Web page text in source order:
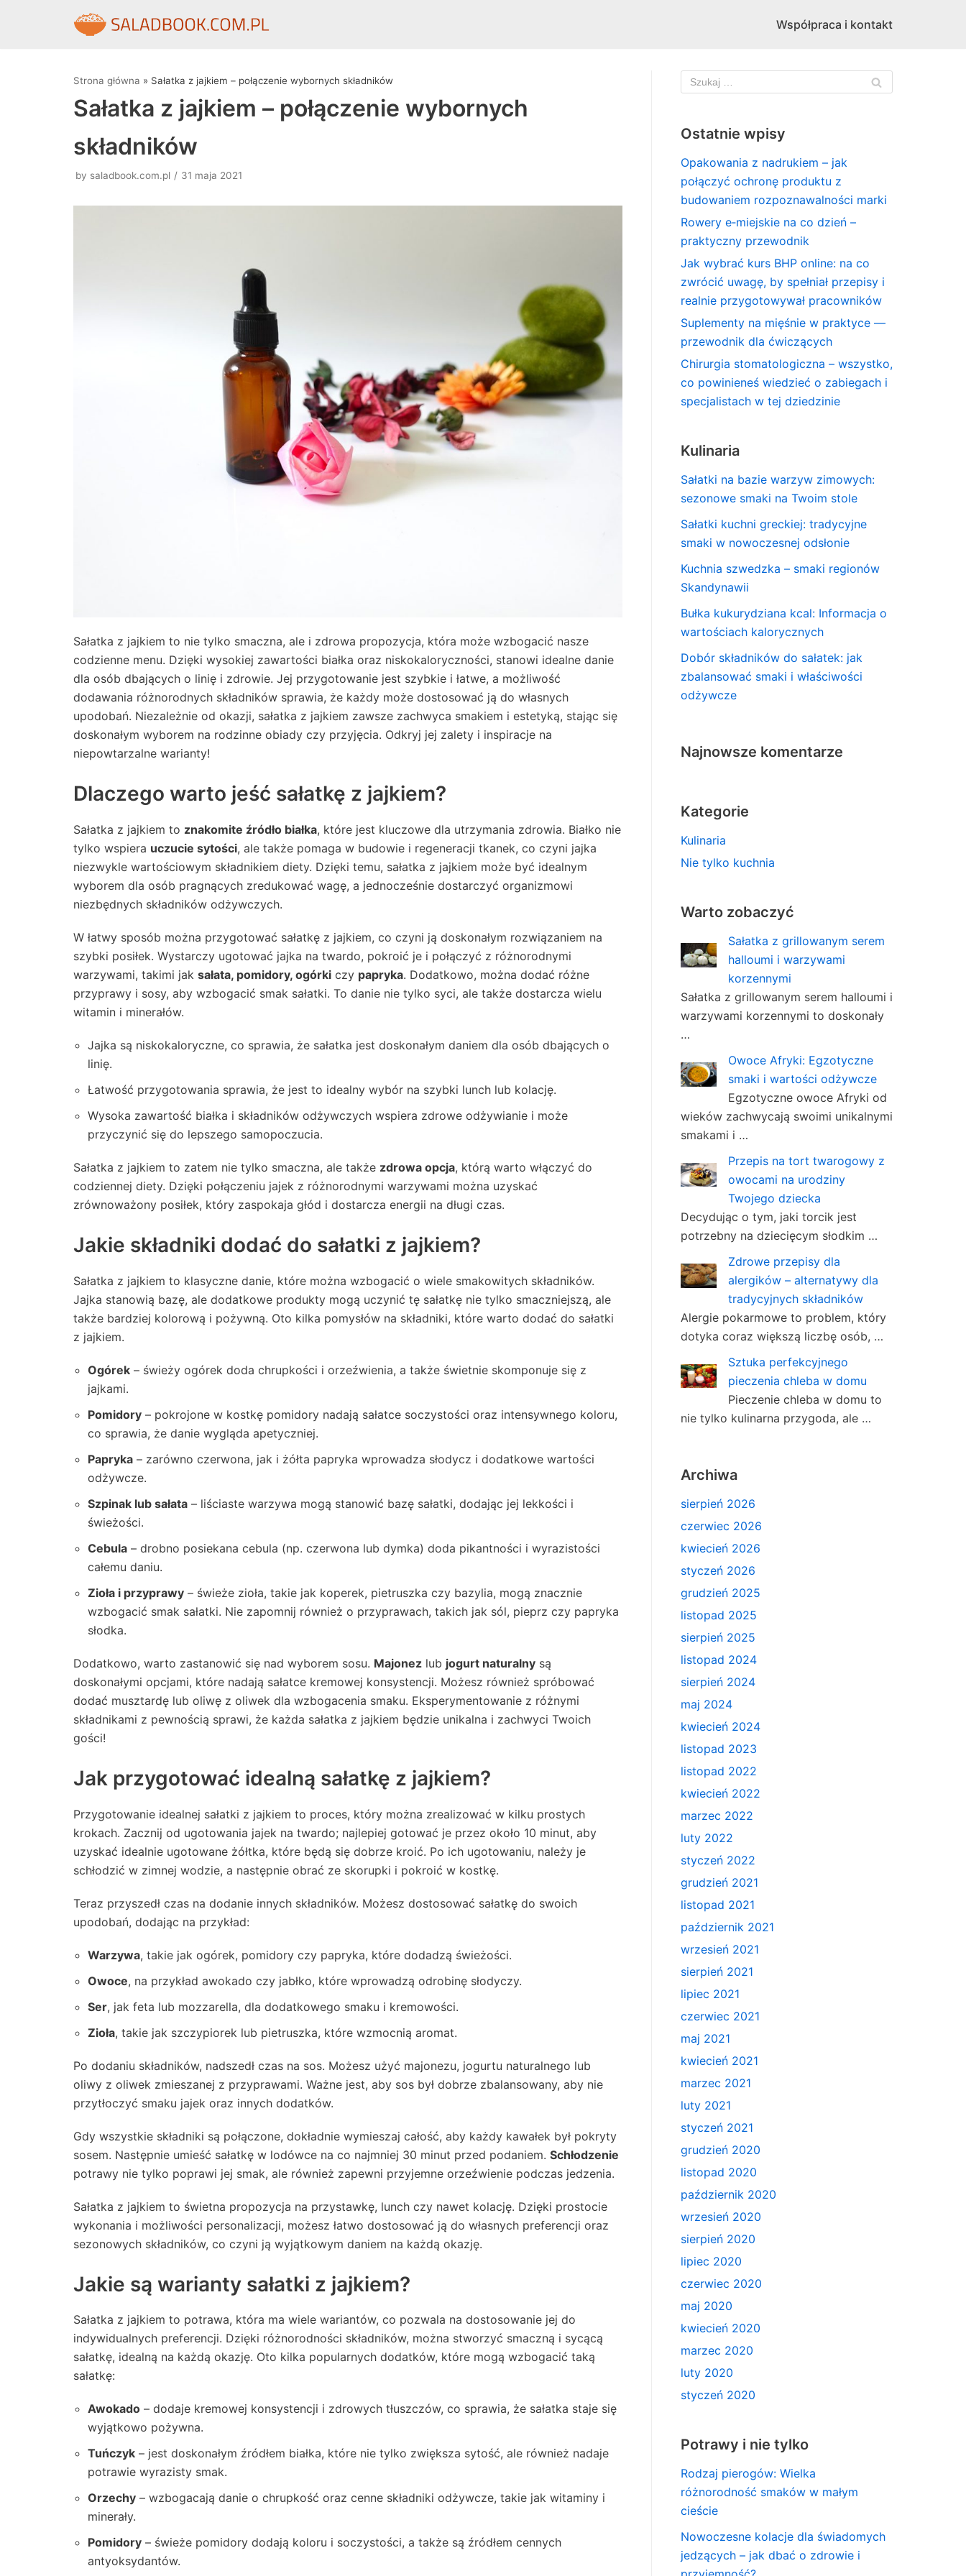
Współpraca i kontakt
Strona główna » Sałatka z jajkiem – połączenie wybornych składników
Sałatka z jajkiem – połączenie wybornych
składników
by saladbook.com.pl 31 maja 2021
Sałatka z jajkiem to nie tylko smaczna, ale i zdrowa propozycja, która może wzbogacić nasze
codzienne menu. Dzięki wysokiej zawartości białka oraz niskokaloryczności, stanowi idealne danie
dla osób dbających o linię i zdrowie. Jej przygotowanie jest szybkie i łatwe, a możliwość
dodawania różnorodnych składników sprawia, że każdy może dostosować ją do własnych
upodobań. Niezależnie od okazji, sałatka z jajkiem zawsze zachwyca smakiem i estetyką, stając się
doskonałym wyborem na rodzinne obiady czy przyjęcia. Odkryj jej zalety i inspiracje na
niepowtarzalne warianty!
Dlaczego warto jeść sałatkę z jajkiem?
Sałatka z jajkiem to znakomite źródło białka, które jest kluczowe dla utrzymania zdrowia. Białko nie
tylko wspiera uczucie sytości, ale także pomaga w budowie i regeneracji tkanek, co czyni jajka
niezwykle wartościowym składnikiem diety. Dzięki temu, sałatka z jajkiem może być idealnym
wyborem dla osób pragnących zredukować wagę, a jednocześnie dostarczyć organizmowi
niezbędnych składników odżywczych.
W łatwy sposób można przygotować sałatkę z jajkiem, co czyni ją doskonałym rozwiązaniem na
szybki posiłek. Wystarczy ugotować jajka na twardo, pokroić je i połączyć z różnorodnymi
warzywami, takimi jak sałata, pomidory, ogórki czy papryka. Dodatkowo, można dodać różne
przyprawy i sosy, aby wzbogacić smak sałatki. To danie nie tylko syci, ale także dostarcza wielu
witamin i minerałów.
Jajka są niskokaloryczne, co sprawia, że sałatka jest doskonałym daniem dla osób dbających o
linię.
Łatwość przygotowania sprawia, że jest to idealny wybór na szybki lunch lub kolację.
Wysoka zawartość białka i składników odżywczych wspiera zdrowe odżywianie i może
przyczynić się do lepszego samopoczucia.
Sałatka z jajkiem to zatem nie tylko smaczna, ale także zdrowa opcja, którą warto włączyć do
codziennej diety. Dzięki połączeniu jajek z różnorodnymi warzywami można uzyskać
zrównoważony posiłek, który zaspokaja głód i dostarcza energii na długi czas.
Jakie składniki dodać do sałatki z jajkiem?
Sałatka z jajkiem to klasyczne danie, które można wzbogacić o wiele smakowitych składników.
Jajka stanowią bazę, ale dodatkowe produkty mogą uczynić tę sałatkę nie tylko smaczniejszą, ale
także bardziej kolorową i pożywną. Oto kilka pomysłów na składniki, które warto dodać do sałatki
z jajkiem.
Ogórek – świeży ogórek doda chrupkości i orzeźwienia, a także świetnie skomponuje się z
jajkami.
Pomidory – pokrojone w kostkę pomidory nadają sałatce soczystości oraz intensywnego koloru,
co sprawia, że danie wygląda apetyczniej.
Papryka – zarówno czerwona, jak i żółta papryka wprowadza słodycz i dodatkowe wartości
odżywcze.
Szpinak lub sałata – liściaste warzywa mogą stanowić bazę sałatki, dodając jej lekkości i
świeżości.
Cebula – drobno posiekana cebula (np. czerwona lub dymka) doda pikantności i wyrazistości
całemu daniu.
Zioła i przyprawy – świeże zioła, takie jak koperek, pietruszka czy bazylia, mogą znacznie
wzbogacić smak sałatki. Nie zapomnij również o przyprawach, takich jak sól, pieprz czy papryka
słodka.
Dodatkowo, warto zastanowić się nad wyborem sosu. Majonez lub jogurt naturalny są
doskonałymi opcjami, które nadają sałatce kremowej konsystencji. Możesz również spróbować
dodać musztardę lub oliwę z oliwek dla wzbogacenia smaku. Eksperymentowanie z różnymi
składnikami z pewnością sprawi, że każda sałatka z jajkiem będzie unikalna i zachwyci Twoich
gości!
Jak przygotować idealną sałatkę z jajkiem?
Przygotowanie idealnej sałatki z jajkiem to proces, który można zrealizować w kilku prostych
krokach. Zacznij od ugotowania jajek na twardo; najlepiej gotować je przez około 10 minut, aby
uzyskać idealnie ugotowane żółtka, które będą się dobrze kroić. Po ich ugotowaniu, należy je
schłodzić w zimnej wodzie, a następnie obrać ze skorupki i pokroić w kostkę.
Teraz przyszedł czas na dodanie innych składników. Możesz dostosować sałatkę do swoich
upodobań, dodając na przykład:
Warzywa, takie jak ogórek, pomidory czy papryka, które dodadzą świeżości.
Owoce, na przykład awokado czy jabłko, które wprowadzą odrobinę słodyczy.
Ser, jak feta lub mozzarella, dla dodatkowego smaku i kremowości.
Zioła, takie jak szczypiorek lub pietruszka, które wzmocnią aromat.
Po dodaniu składników, nadszedł czas na sos. Możesz użyć majonezu, jogurtu naturalnego lub
oliwy z oliwek zmieszanej z przyprawami. Ważne jest, aby sos był dobrze zbalansowany, aby nie
przytłoczyć smaku jajek oraz innych dodatków.
Gdy wszystkie składniki są połączone, dokładnie wymieszaj całość, aby każdy kawałek był pokryty
sosem. Następnie umieść sałatkę w lodówce na co najmniej 30 minut przed podaniem. Schłodzenie
potrawy nie tylko poprawi jej smak, ale również zapewni przyjemne orzeźwienie podczas jedzenia.
Sałatka z jajkiem to świetna propozycja na przystawkę, lunch czy nawet kolację. Dzięki prostocie
wykonania i możliwości personalizacji, możesz łatwo dostosować ją do własnych preferencji oraz
sezonowych składników, co czyni ją wyjątkowym daniem na każdą okazję.
Jakie są warianty sałatki z jajkiem?
Sałatka z jajkiem to potrawa, która ma wiele wariantów, co pozwala na dostosowanie jej do
indywidualnych preferencji. Dzięki różnorodności składników, można stworzyć smaczną i sycącą
sałatkę, idealną na każdą okazję. Oto kilka popularnych dodatków, które mogą wzbogacić taką
sałatkę:
Awokado – dodaje kremowej konsystencji i zdrowych tłuszczów, co sprawia, że sałatka staje się
wyjątkowo pożywna.
Tuńczyk – jest doskonałym źródłem białka, które nie tylko zwiększa sytość, ale również nadaje
potrawie wyrazisty smak.
Orzechy – wzbogacają danie o chrupkość oraz cenne składniki odżywcze, takie jak witaminy i
minerały.
Pomidory – świeże pomidory dodają koloru i soczystości, a także są źródłem cennych
antyoksydantów.
Ostatnie wpisy
Opakowania z nadrukiem – jak
połączyć ochronę produktu z
budowaniem rozpoznawalności marki
Rowery e‑miejskie na co dzień –
praktyczny przewodnik
Jak wybrać kurs BHP online: na co
zwrócić uwagę, by spełniał przepisy i
realnie przygotowywał pracowników
Suplementy na mięśnie w praktyce —
przewodnik dla ćwiczących
Chirurgia stomatologiczna – wszystko,
co powinieneś wiedzieć o zabiegach i
specjalistach w tej dziedzinie
Kulinaria
Sałatki na bazie warzyw zimowych:
sezonowe smaki na Twoim stole
Sałatki kuchni greckiej: tradycyjne
smaki w nowoczesnej odsłonie
Kuchnia szwedzka – smaki regionów
Skandynawii
Bułka kukurydziana kcal: Informacja o
wartościach kalorycznych
Dobór składników do sałatek: jak
zbalansować smaki i właściwości
odżywcze
Najnowsze komentarze
Kategorie
Kulinaria
Nie tylko kuchnia
Warto zobaczyć
Sałatka z grillowanym serem
halloumi i warzywami
korzennymi
Sałatka z grillowanym serem halloumi i
warzywami korzennymi to doskonały
…
Owoce Afryki: Egzotyczne
smaki i wartości odżywcze
Egzotyczne owoce Afryki od
wieków zachwycają swoimi unikalnymi
smakami i …
Przepis na tort twarogowy z
owocami na urodziny
Twojego dziecka
Decydując o tym, jaki torcik jest
potrzebny na dziecięcym słodkim …
Zdrowe przepisy dla
alergików – alternatywy dla
tradycyjnych składników
Alergie pokarmowe to problem, który
dotyka coraz większą liczbę osób, …
Sztuka perfekcyjnego
pieczenia chleba w domu
Pieczenie chleba w domu to
nie tylko kulinarna przygoda, ale …
Archiwa
sierpień 2026
czerwiec 2026
kwiecień 2026
styczeń 2026
grudzień 2025
listopad 2025
sierpień 2025
listopad 2024
sierpień 2024
maj 2024
kwiecień 2024
listopad 2023
listopad 2022
kwiecień 2022
marzec 2022
luty 2022
styczeń 2022
grudzień 2021
listopad 2021
październik 2021
wrzesień 2021
sierpień 2021
lipiec 2021
czerwiec 2021
maj 2021
kwiecień 2021
marzec 2021
luty 2021
styczeń 2021
grudzień 2020
listopad 2020
październik 2020
wrzesień 2020
sierpień 2020
lipiec 2020
czerwiec 2020
maj 2020
kwiecień 2020
marzec 2020
luty 2020
styczeń 2020
Potrawy i nie tylko
Rodzaj pierogów: Wielka
różnorodność smaków w małym
cieście
Nowoczesne kolacje dla świadomych
jedzących – jak dbać o zdrowie i